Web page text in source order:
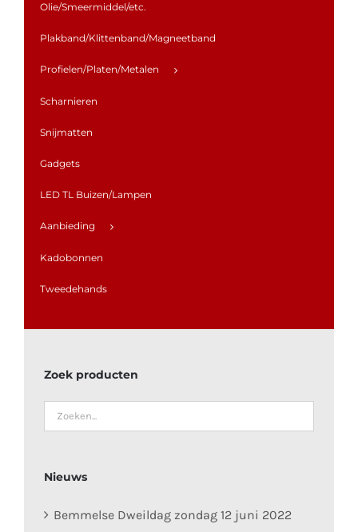
Olie/Smeermiddel/etc.
Plakband/Klittenband/Magneetband
Profielen/Platen/Metalen
Scharnieren
Snijmatten
Gadgets
LED TL Buizen/Lampen
Aanbieding
Kadobonnen
Tweedehands
Zoek producten
Nieuws
Bemmelse Dweildag zondag 12 juni 2022